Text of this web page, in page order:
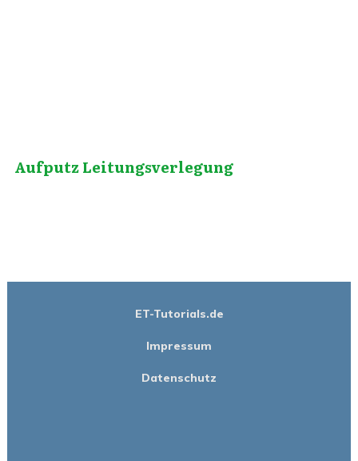
Aufputz Leitungsverlegung
ET-Tutorials.de
Impressum
Datenschutz